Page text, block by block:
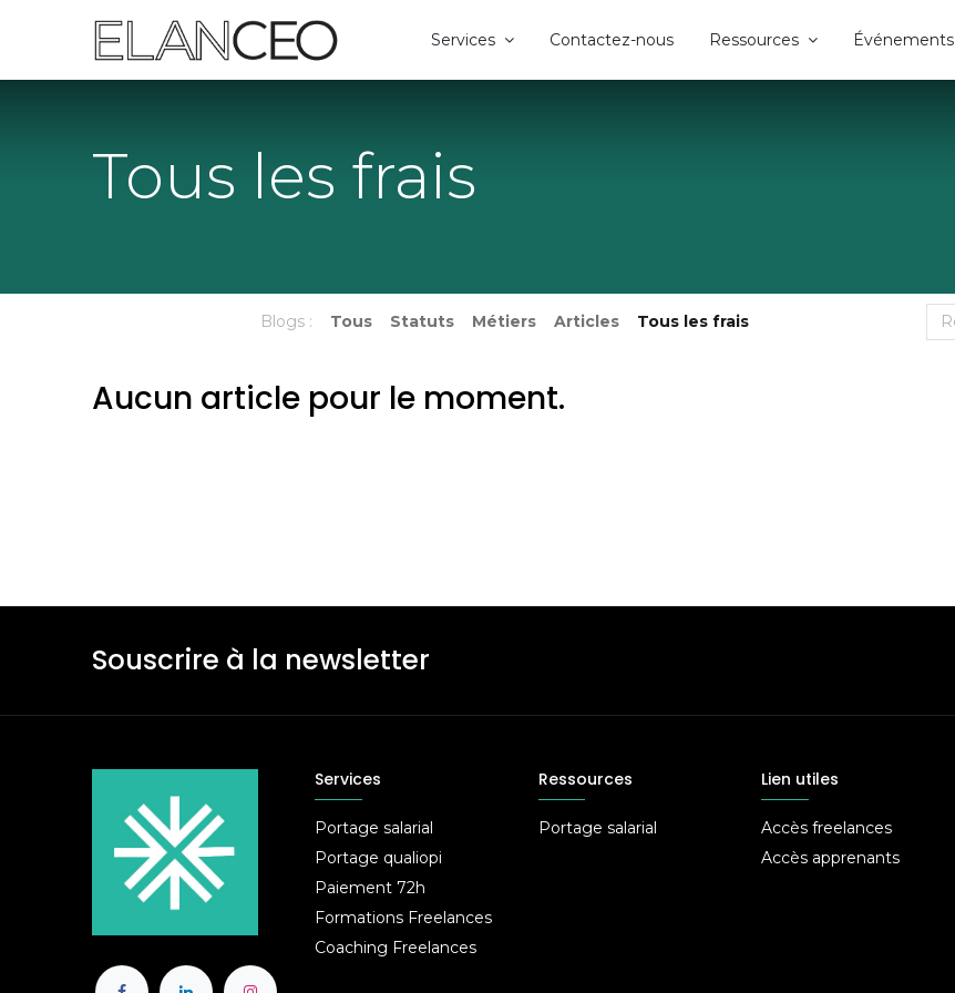
Services Contactez-nous Ressources Événements
Tous les frais
Blogs : Tous Statuts Métiers Articles Tous les frais
Aucun article pour le moment.
Souscrire à la newsletter
Services
Portage salarial
Portage qualiopi
Paiement 72h
Formations Freelances
Coaching Freelances
Ressources
Portage salarial
Lien utiles
Accès freelances
Accès apprenants